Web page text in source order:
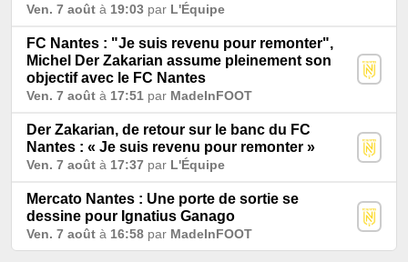
Ven. 7 août à 19:03 par L'Équipe
FC Nantes : "Je suis revenu pour remonter",
Michel Der Zakarian assume pleinement son
objectif avec le FC Nantes
Ven. 7 août à 17:51 par MadeInFOOT
Der Zakarian, de retour sur le banc du FC
Nantes : « Je suis revenu pour remonter »
Ven. 7 août à 17:37 par L'Équipe
Mercato Nantes : Une porte de sortie se
dessine pour Ignatius Ganago
Ven. 7 août à 16:58 par MadeInFOOT